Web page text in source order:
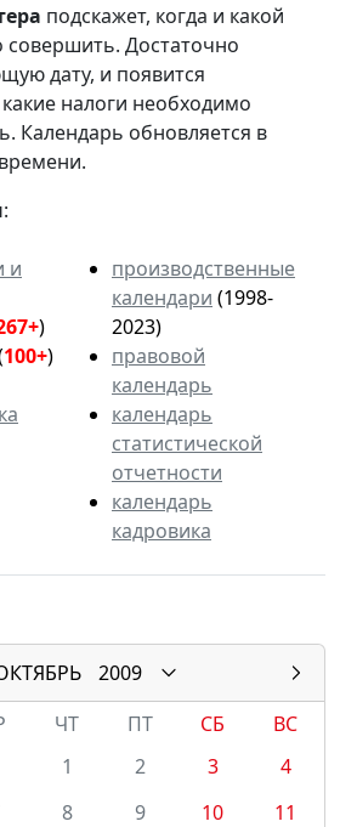
подскажет, когда и какой
Достаточно
дату, и появится
налоги необходимо
Календарь обновляется в
:
и
)
100+)
производственные
календари (1998-
2023)
правовой
календарь
календарь
статистической
отчетности
календарь
кадровика
2009
ЧТ ПТ СБ
ВС
1
2 3
4
8 9 10
11